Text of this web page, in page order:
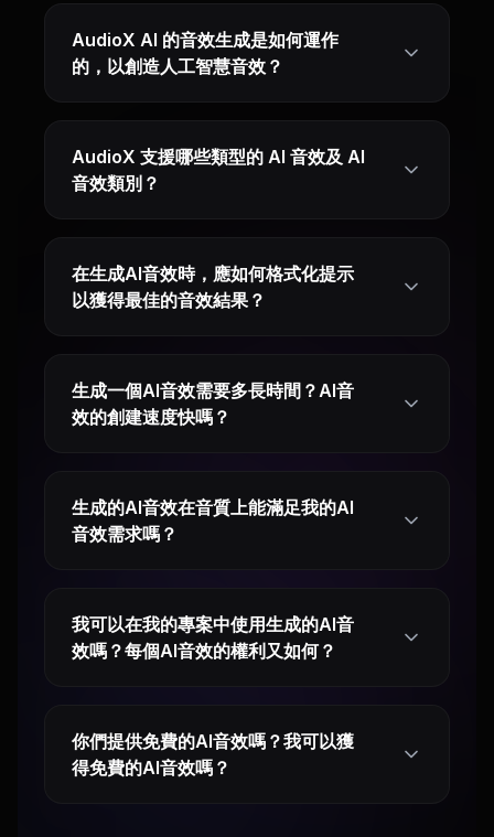
AudioX AI 的音效生成是如何運作
的，以創造人工智慧音效？
AudioX 支援哪些類型的 AI 音效及 AI
音效類別？
在生成AI音效時，應如何格式化提示
以獲得最佳的音效結果？
生成一個AI音效需要多長時間？AI音
效的創建速度快嗎？
生成的AI音效在音質上能滿足我的AI
音效需求嗎？
我可以在我的專案中使用生成的AI音
效嗎？每個AI音效的權利又如何？
你們提供免費的AI音效嗎？我可以獲
得免費的AI音效嗎？